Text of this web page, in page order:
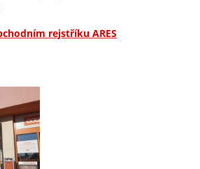
rejstříku ARES